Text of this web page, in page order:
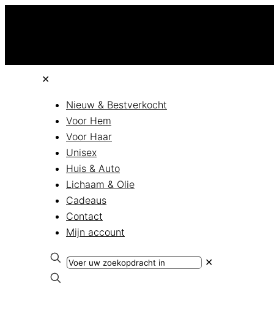
✕
Nieuw & Bestverkocht
Voor Hem
Voor Haar
Unisex
Huis & Auto
Lichaam & Olie
Cadeaus
Contact
Mijn account
✕